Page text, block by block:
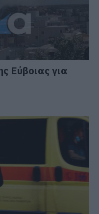
Εύβοιας για